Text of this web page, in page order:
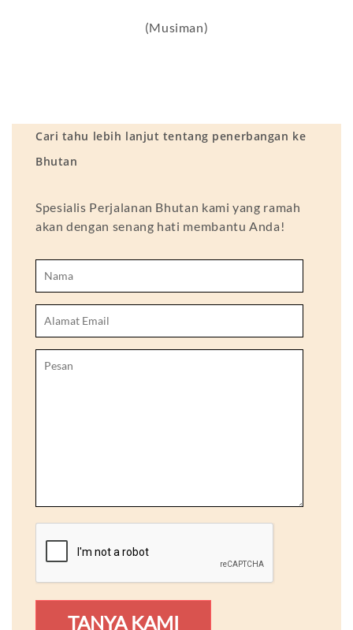
(Musiman)
Cari tahu lebih lanjut tentang penerbangan ke
Bhutan
Spesialis Perjalanan Bhutan kami yang ramah
akan dengan senang hati membantu Anda!